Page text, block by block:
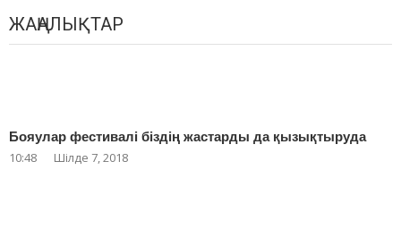
ЖАҢАЛЫҚТАР
Бояулар фестивалі біздің жастарды да қызықтыруда
10:48 Шілде 7, 2018